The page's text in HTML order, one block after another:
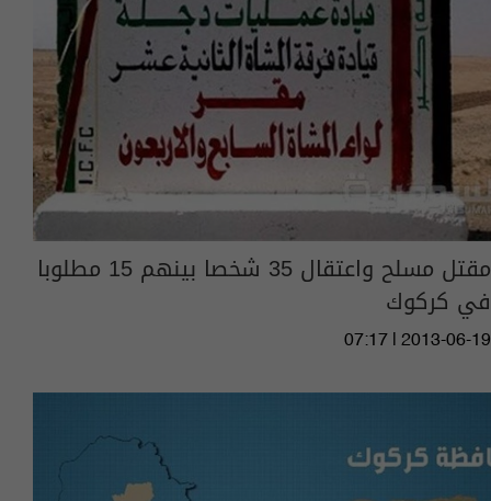
مقتل مسلح واعتقال 35 شخصا بينهم 15 مطلوبا
في كركوك
07:17 | 2013-06-19